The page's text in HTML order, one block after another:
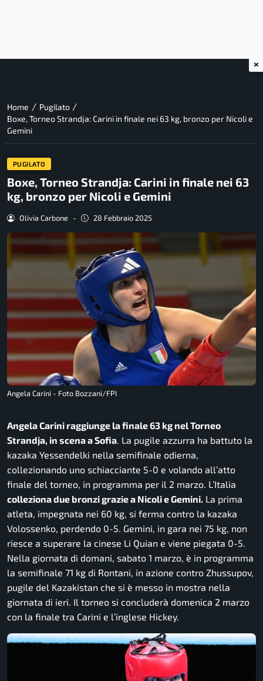
Home / Pugilato /
Boxe, Torneo Strandja: Carini in finale nei 63 kg, bronzo per Nicoli e
Gemini
PUGILATO
Boxe, Torneo Strandja: Carini in finale nei 63
kg, bronzo per Nicoli e Gemini
Olivia Carbone - 28 Febbraio 2025
Angela Carini - Foto Bozzani/FPI
Angela Carini raggiunge la finale 63 kg nel Torneo
Strandja, in scena a Sofia. La pugile azzurra ha battuto la
kazaka Yessendelki nella semifinale odierna,
collezionando uno schiacciante 5-0 e volando all’atto
finale del torneo, in programma per il 2 marzo. L’Italia
colleziona due bronzi grazie a Nicoli e Gemini. La prima
atleta, impegnata nei 60 kg, si ferma contro la kazaka
Volossenko, perdendo 0-5. Gemini, in gara nei 75 kg, non
riesce a superare la cinese Li Quian e viene piegata 0-5.
Nella giornata di domani, sabato 1 marzo, è in programma
la semifinale 71 kg di Rontani, in azione contro Zhussupov,
pugile del Kazakistan che si è messo in mostra nella
giornata di ieri. Il torneo si concluderà domenica 2 marzo
con la finale tra Carini e l’inglese Hickey.
×